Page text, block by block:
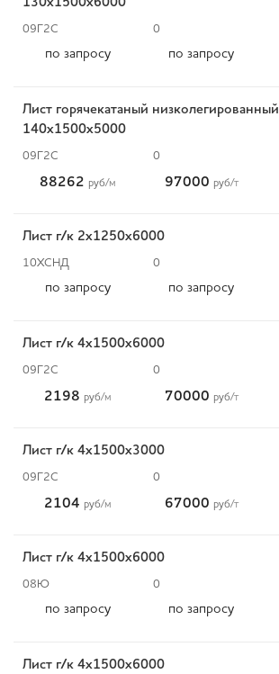
130х1500х6000
09Г2С 0
по запросу по запросу
Лист горячекатаный низколегированный
140х1500х5000
09Г2С 0
88262 руб/м 97000 руб/т
Лист г/к 2х1250х6000
10ХСНД 0
по запросу по запросу
Лист г/к 4х1500х6000
09Г2С 0
2198 руб/м 70000 руб/т
Лист г/к 4х1500х3000
09Г2С 0
2104 руб/м 67000 руб/т
Лист г/к 4х1500х6000
08Ю 0
по запросу по запросу
Лист г/к 4х1500х6000